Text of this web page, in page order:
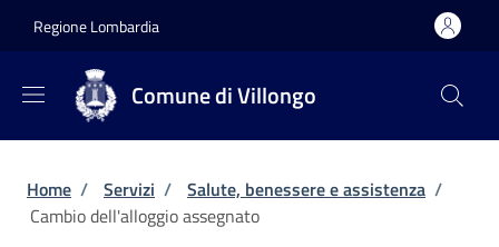
Regione Lombardia
Comune di Villongo
Briciole di pane
Home / Servizi / Salute, benessere e assistenza /
Cambio dell'alloggio assegnato